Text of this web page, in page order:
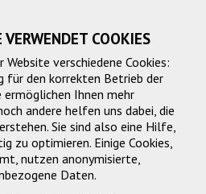
VERWENDET COOKIES
verschiedene Cookies:
für den korrekten Betrieb der
ermöglichen Ihnen mehr
andere helfen uns dabei, die
Sie sind also eine Hilfe,
zu optimieren. Einige Cookies,
nutzen anonymisierte,
Daten.